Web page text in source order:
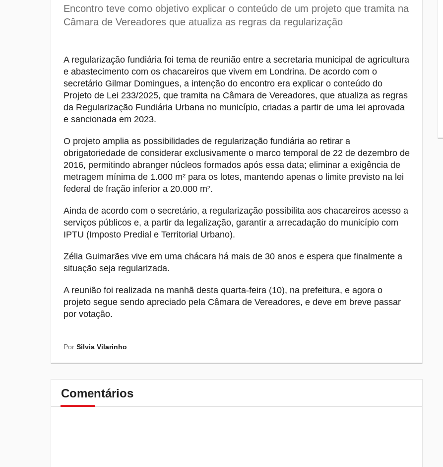
Encontro teve como objetivo explicar o conteúdo de um projeto que tramita na
Câmara de Vereadores que atualiza as regras da regularização
A regularização fundiária foi tema de reunião entre a secretaria municipal de agricultura
e abastecimento com os chacareiros que vivem em Londrina. De acordo com o
secretário Gilmar Domingues, a intenção do encontro era explicar o conteúdo do
Projeto de Lei 233/2025, que tramita na Câmara de Vereadores, que atualiza as regras
da Regularização Fundiária Urbana no município, criadas a partir de uma lei aprovada
e sancionada em 2023.
O projeto amplia as possibilidades de regularização fundiária ao retirar a
obrigatoriedade de considerar exclusivamente o marco temporal de 22 de dezembro de
2016, permitindo abranger núcleos formados após essa data; eliminar a exigência de
metragem mínima de 1.000 m² para os lotes, mantendo apenas o limite previsto na lei
federal de fração inferior a 20.000 m².
Ainda de acordo com o secretário, a regularização possibilita aos chacareiros acesso a
serviços públicos e, a partir da legalização, garantir a arrecadação do município com
IPTU (Imposto Predial e Territorial Urbano).
Zélia Guimarães vive em uma chácara há mais de 30 anos e espera que finalmente a
situação seja regularizada.
A reunião foi realizada na manhã desta quarta-feira (10), na prefeitura, e agora o
projeto segue sendo apreciado pela Câmara de Vereadores, e deve em breve passar
por votação.
Por Silvia Vilarinho
Comentários
sarampo
9
Secretaria de Família de Londrina passa
a ser administrada diretamente pelo
Tribunal de Justiça
10
Justiça suspende processo de morte em